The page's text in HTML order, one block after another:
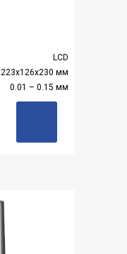
LCD
223x126x230 мм
0.01 – 0.15 мм